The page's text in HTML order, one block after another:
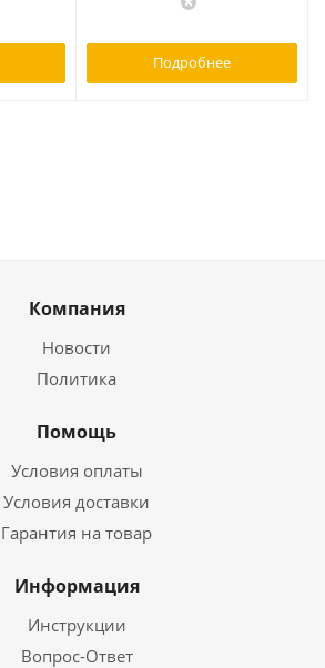
Подробнее
Компания
Новости
Политика
Помощь
Условия оплаты
Условия доставки
Гарантия на товар
Информация
Инструкции
Вопрос-Ответ